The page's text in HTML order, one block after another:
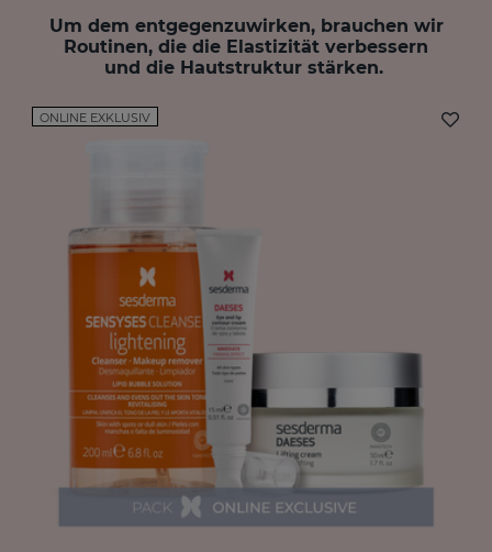
Um dem entgegenzuwirken, brauchen wir
Routinen, die die Elastizität verbessern
und die Hautstruktur stärken.
ONLINE EXKLUSIV